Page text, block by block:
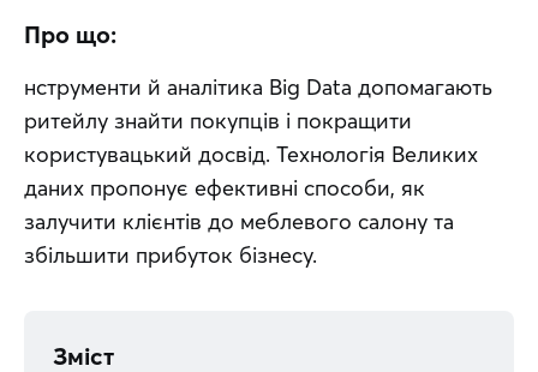
Про що:
нструменти й аналітика Big Data допомагають
ритейлу знайти покупців і покращити
користувацький досвід. Технологія Великих
даних пропонує ефективні способи, як
залучити клієнтів до меблевого салону та
збільшити прибуток бізнесу.
Зміст